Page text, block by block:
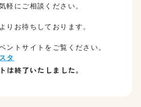
軽にご相談ください。
りお待ちしております。
ントサイトをご覧ください。
タ
は終了いたしました。